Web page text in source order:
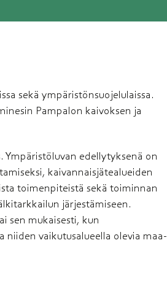
sekä ympäristönsuojelulaissa.
Pampalon kaivoksen ja
edellytyksenä on
kaivannaisjätealueiden
toimenpiteistä sekä toiminnan
järjestämiseen.
sen mukaisesti, kun
vaikutusalueella olevia maa-